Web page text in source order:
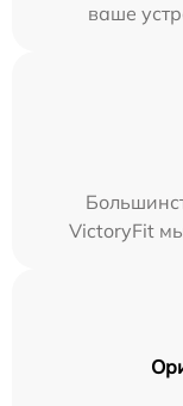
ваше
VictoryFit